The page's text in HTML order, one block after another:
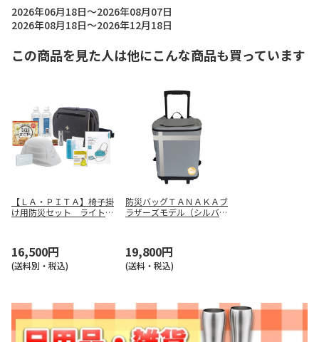
2026年06月18日～2026年08月07日
2026年08月18日～2026年12月18日
この商品を見た人は他にこんな商品も買っています
【ＬＡ・ＰＩＴＡ】椅子掛
け用防災セット ライトβ
16,500円
(送料別・税込)
防災バッグＴＡＮＡＫＡブ
ラザーズモデル（シルバー
19,800円
(送料・税込)